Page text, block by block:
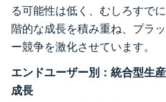
る可能性は低く、むしろすで
階的な成長を積み重ね、プラ
ー競争を激化させています。
エンドユーザー別：統合型生
成長